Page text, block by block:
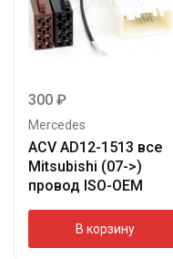
300 ₽
Mercedes
ACV AD12-1513 все
Mitsubishi (07->)
провод ISO-OEM
В корзину